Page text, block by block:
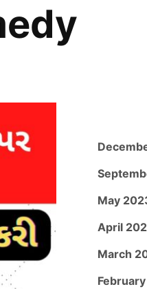
May
April
March